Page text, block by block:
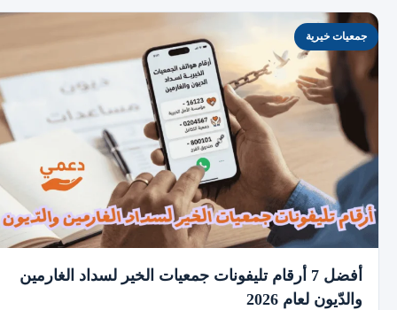
جمعيات خيرية
أفضل 7 أرقام تليفونات جمعيات الخير لسداد الغارمين
والدّيون لعام 2026